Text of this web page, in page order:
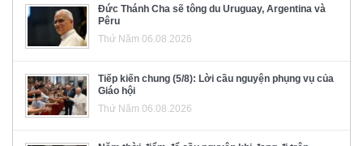
Đức Thánh Cha sẽ tông du Uruguay, Argentina và
Pêru
Thứ Năm 06.08.2026
Tiếp kiến chung (5/8): Lời cầu nguyện phụng vụ của
Giáo hội
Thứ Năm 06.08.2026